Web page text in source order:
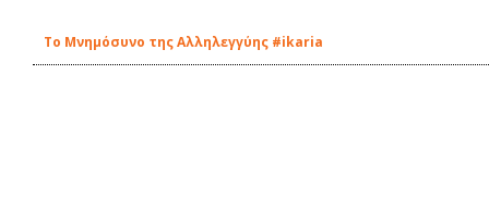
Το Μνημόσυνο της Αλληλεγγύης #ikaria